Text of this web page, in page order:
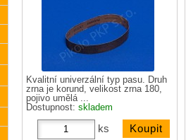
Kvalitní univerzální typ pasu. Druh
zrna je korund, velikost zrna 180,
pojivo umělá ...
Dostupnost: skladem
ks